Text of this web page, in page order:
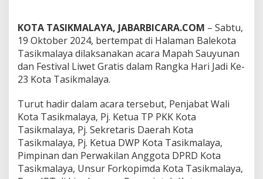
r
a
t
i
s
l
a
m
R
a
n
k
KOTA TASIKMALAYA, JABARBICARA.COM – Sabtu,
19 Oktober 2024, bertempat di Halaman Balekota
Tasikmalaya dilaksanakan acara Mapah Sauyunan
dan Festival Liwet Gratis dalam Rangka Hari Jadi Ke-
23 Kota Tasikmalaya.
Turut hadir dalam acara tersebut, Penjabat Wali
Kota Tasikmalaya, Pj. Ketua TP PKK Kota
Tasikmalaya, Pj. Sekretaris Daerah Kota
Tasikmalaya, Pj. Ketua DWP Kota Tasikmalaya,
Pimpinan dan Perwakilan Anggota DPRD Kota
Tasikmalaya, Unsur Forkopimda Kota Tasikmalaya,